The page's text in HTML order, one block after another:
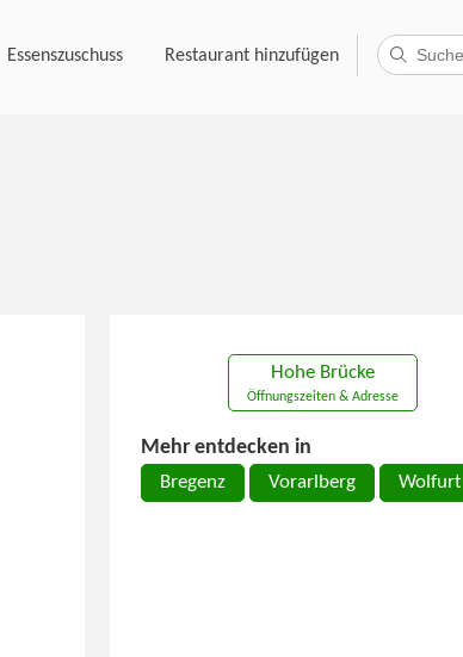
Essenszuschuss Restaurant hinzufügen
Hohe Brücke
Öffnungszeiten & Adresse
Mehr entdecken in
Bregenz Vorarlberg Wolfurt